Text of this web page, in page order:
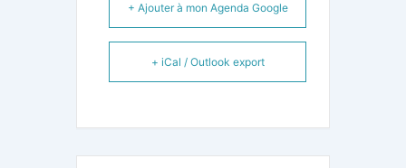
+ Ajouter à mon Agenda Google
+ iCal / Outlook export